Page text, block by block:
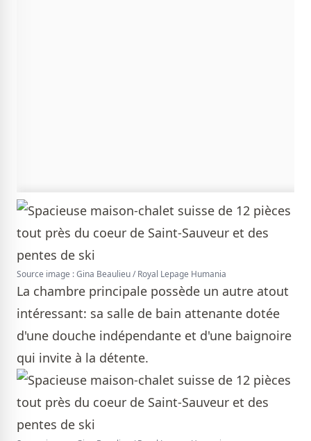
Source image : Gina Beaulieu / Royal Lepage Humania
La chambre principale possède un autre atout
intéressant: sa salle de bain attenante dotée
d'une douche indépendante et d'une baignoire
qui invite à la détente.